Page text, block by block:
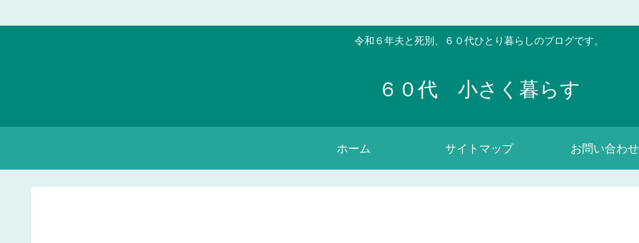
令和６年夫と死別、６０代ひとり暮らしのブログです。
６０代 小さく暮らす
ホーム サイトマップ お問い合わせ